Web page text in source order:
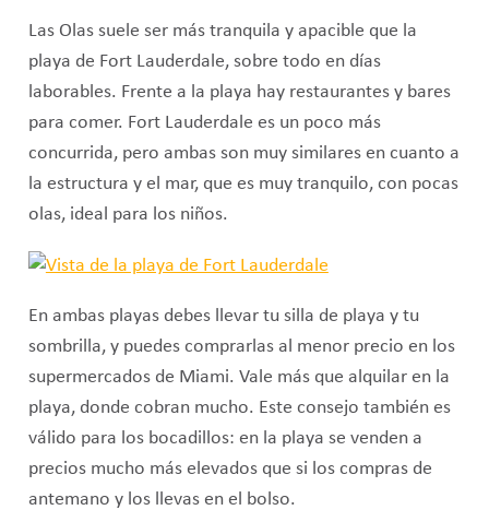
Las Olas suele ser más tranquila y apacible que la
playa de Fort Lauderdale, sobre todo en días
laborables. Frente a la playa hay restaurantes y bares
para comer. Fort Lauderdale es un poco más
concurrida, pero ambas son muy similares en cuanto a
la estructura y el mar, que es muy tranquilo, con pocas
olas, ideal para los niños.
En ambas playas debes llevar tu silla de playa y tu
sombrilla, y puedes comprarlas al menor precio en los
supermercados de Miami. Vale más que alquilar en la
playa, donde cobran mucho. Este consejo también es
válido para los bocadillos: en la playa se venden a
precios mucho más elevados que si los compras de
antemano y los llevas en el bolso.